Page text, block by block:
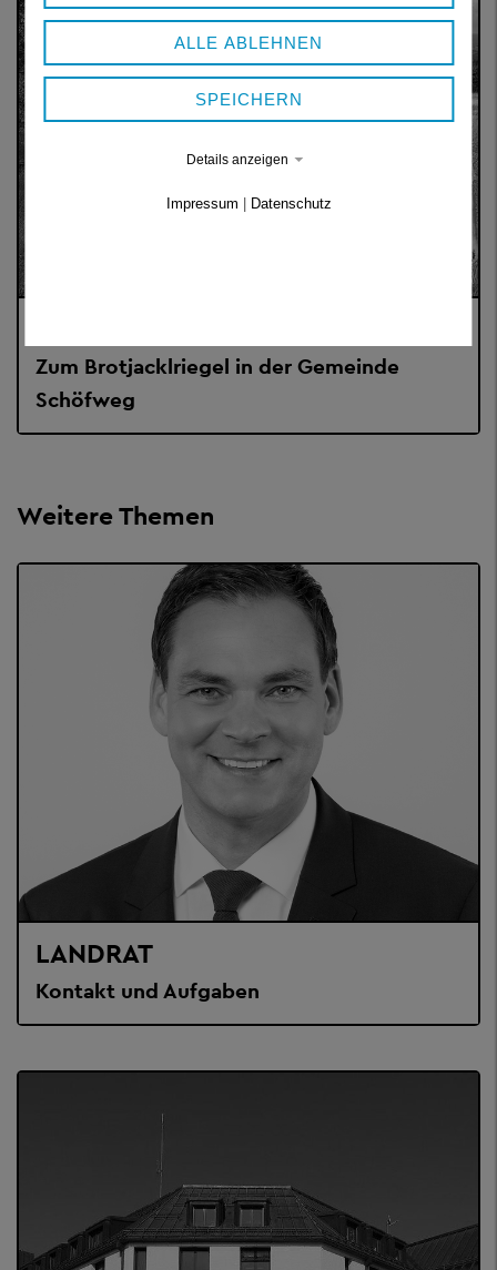
Zum Brotjacklriegel in der Gemeinde
Schöfweg
Weitere Themen
LANDRAT
Kontakt und Aufgaben
ALLE ABLEHNEN
SPEICHERN
Details anzeigen
Impressum | Datenschutz